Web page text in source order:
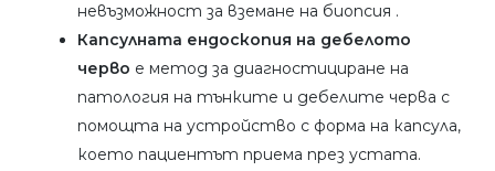
невъзможност за вземане на биопсия .
Капсулната ендоскопия на дебелото
черво е метод за диагностициране на
патология на тънките и дебелите черва с
помощта на устройство с форма на капсула,
което пациентът приема през устата.